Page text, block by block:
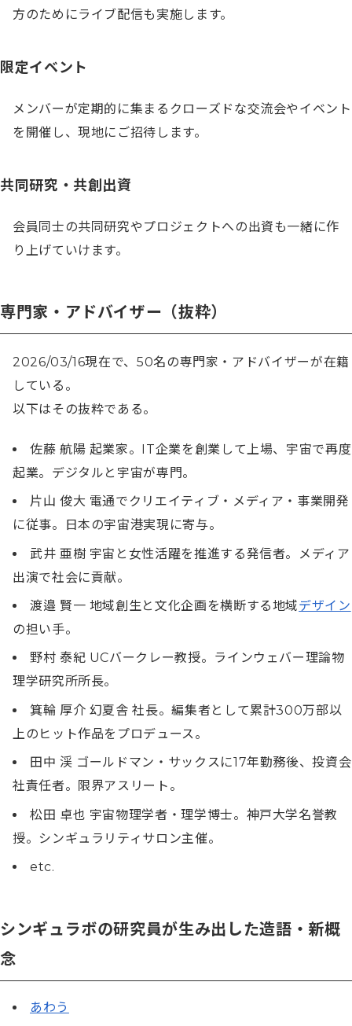
方のためにライブ配信も実施します。
限定イベント
メンバーが定期的に集まるクローズドな交流会やイベント
を開催し、現地にご招待します。
共同研究・共創出資
会員同士の共同研究やプロジェクトへの出資も一緒に作
り上げていけます。
専門家・アドバイザー（抜粋）
2026/03/16現在で、50名の専門家・アドバイザーが在籍
している。
以下はその抜粋である。
佐藤 航陽 起業家。IT企業を創業して上場、宇宙で再度
起業。デジタルと宇宙が専門。
片山 俊大 電通でクリエイティブ・メディア・事業開発
に従事。日本の宇宙港実現に寄与。
武井 亜樹 宇宙と女性活躍を推進する発信者。メディア
出演で社会に貢献。
渡邉 賢一 地域創生と文化企画を横断する地域デザイン
の担い手。
野村 泰紀 UCバークレー教授。ラインウェバー理論物
理学研究所所長。
箕輪 厚介 幻夏舎 社長。編集者として累計300万部以
上のヒット作品をプロデュース。
田中 渓 ゴールドマン・サックスに17年勤務後、投資会
社責任者。限界アスリート。
松田 卓也 宇宙物理学者・理学博士。神戸大学名誉教
授。シンギュラリティサロン主催。
etc.
シンギュラボの研究員が生み出した造語・新概
念
あわう